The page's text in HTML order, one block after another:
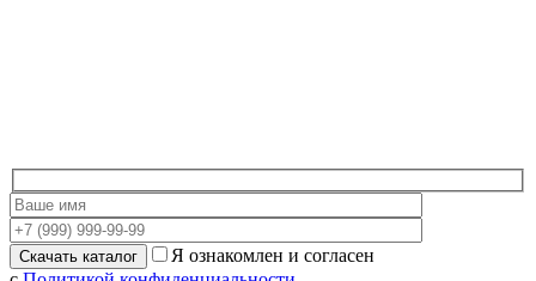
Я ознакомлен и согласен